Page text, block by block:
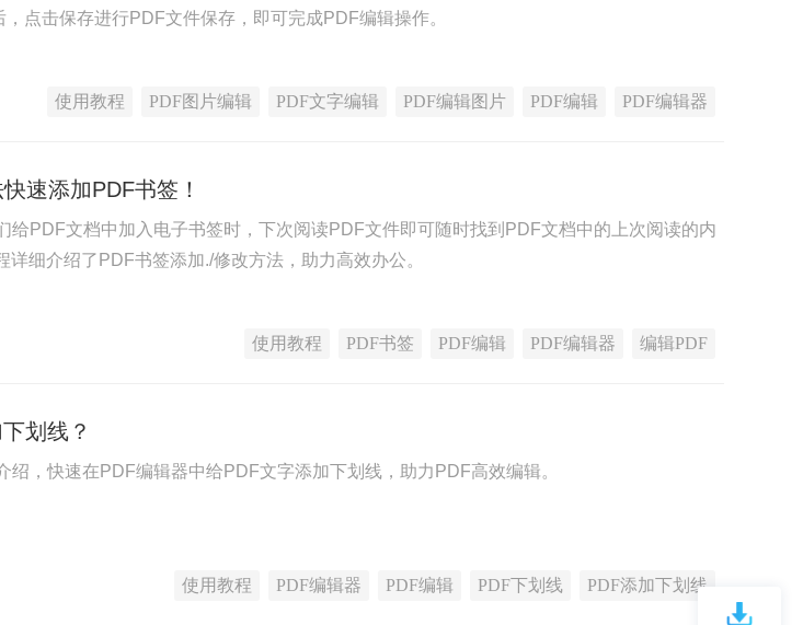
点击保存进行PDF文件保存，即可完成PDF编辑操作。
使用教程 PDF图片编辑 PDF文字编辑 PDF编辑图片 PDF编辑 PDF编辑器
速添加PDF书签！
给PDF文档中加入电子书签时，下次阅读PDF文件即可随时找到PDF文档中的上次阅读的内
细介绍了PDF书签添加./修改方法，助力高效办公。
使用教程 PDF书签 PDF编辑 PDF编辑器 编辑PDF
划线？
，快速在PDF编辑器中给PDF文字添加下划线，助力PDF高效编辑。
使用教程 PDF编辑器 PDF编辑 PDF下划线 PDF添加下划线